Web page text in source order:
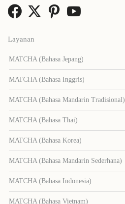
Layanan
MATCHA (Bahasa Jepang)
MATCHA (Bahasa Inggris)
MATCHA (Bahasa Mandarin Tradisional)
MATCHA (Bahasa Thai)
MATCHA (Bahasa Korea)
MATCHA (Bahasa Mandarin Sederhana)
MATCHA (Bahasa Indonesia)
MATCHA (Bahasa Vietnam)